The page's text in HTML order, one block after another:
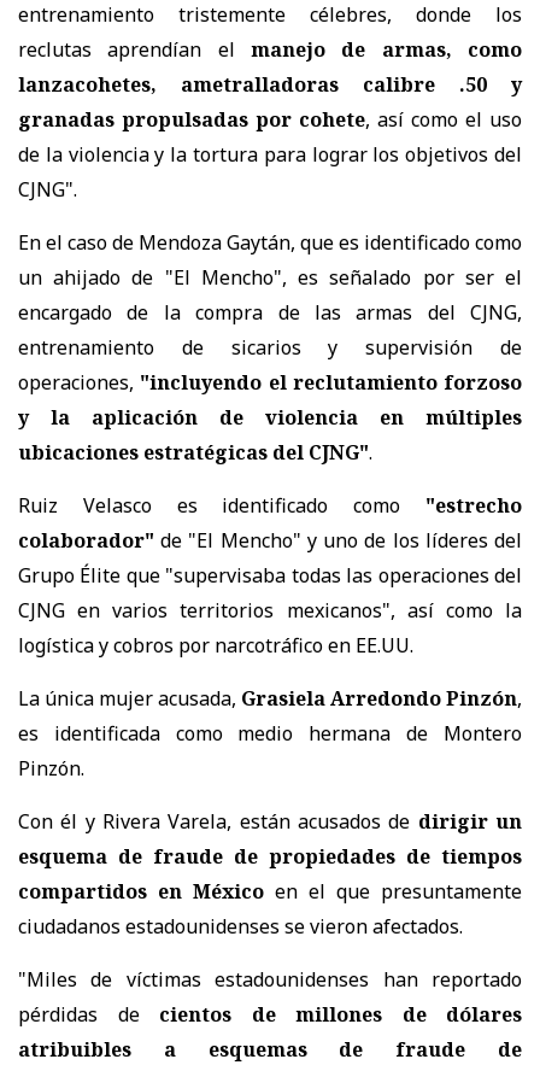
entrenamiento tristemente célebres, donde los
reclutas aprendían el manejo de armas, como
lanzacohetes, ametralladoras calibre .50 y
granadas propulsadas por cohete, así como el uso
de la violencia y la tortura para lograr los objetivos del
CJNG".
En el caso de Mendoza Gaytán, que es identificado como
un ahijado de "El Mencho", es señalado por ser el
encargado de la compra de las armas del CJNG,
entrenamiento de sicarios y supervisión de
operaciones, "incluyendo el reclutamiento forzoso
y la aplicación de violencia en múltiples
ubicaciones estratégicas del CJNG".
Ruiz Velasco es identificado como "estrecho
colaborador" de "El Mencho" y uno de los líderes del
Grupo Élite que "supervisaba todas las operaciones del
CJNG en varios territorios mexicanos", así como la
logística y cobros por narcotráfico en EE.UU.
La única mujer acusada, Grasiela Arredondo Pinzón,
es identificada como medio hermana de Montero
Pinzón.
Con él y Rivera Varela, están acusados de dirigir un
esquema de fraude de propiedades de tiempos
compartidos en México en el que presuntamente
ciudadanos estadounidenses se vieron afectados.
"Miles de víctimas estadounidenses han reportado
pérdidas de cientos de millones de dólares
atribuibles a esquemas de fraude de